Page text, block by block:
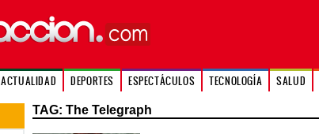
ACTUALIDAD DEPORTES ESPECTÁCULOS TECNOLOGÍA SALUD
TAG: The Telegraph